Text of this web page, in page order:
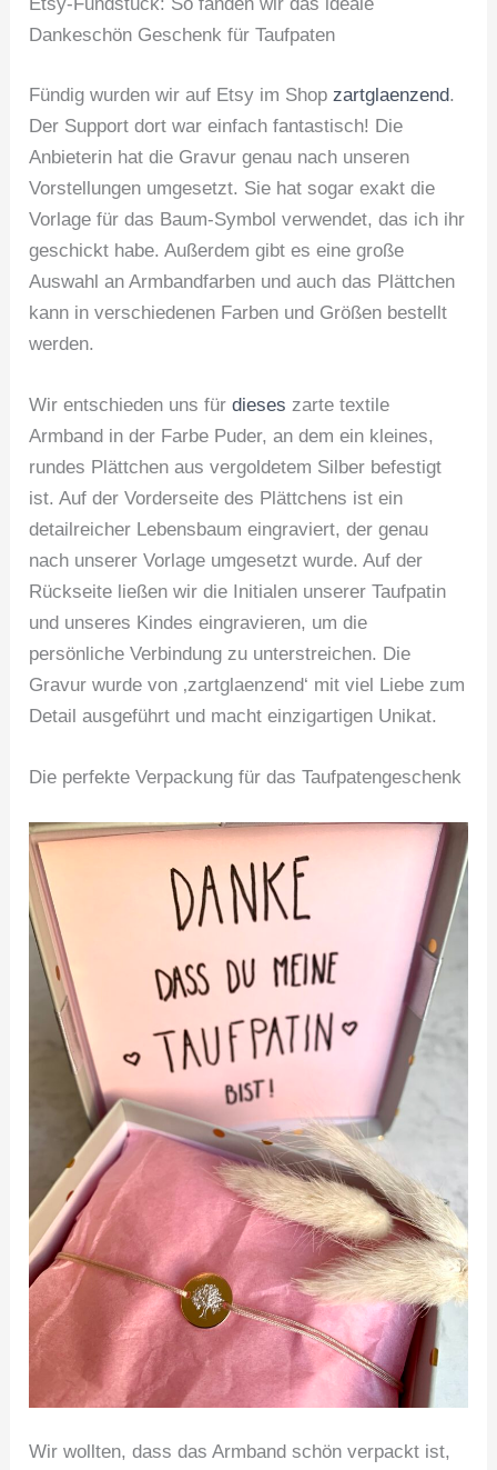
Dankeschön Geschenk für Taufpaten
Fündig wurden wir auf Etsy im Shop zartglaenzend.
Der Support dort war einfach fantastisch! Die
Anbieterin hat die Gravur genau nach unseren
Vorstellungen umgesetzt. Sie hat sogar exakt die
Vorlage für das Baum-Symbol verwendet, das ich ihr
geschickt habe. Außerdem gibt es eine große
Auswahl an Armbandfarben und auch das Plättchen
kann in verschiedenen Farben und Größen bestellt
werden.
Wir entschieden uns fürdieses zarte textile
Armband in der Farbe Puder, an dem ein kleines,
rundes Plättchen aus vergoldetem Silber befestigt
ist. Auf der Vorderseite des Plättchens ist ein
detailreicher Lebensbaum eingraviert, der genau
nach unserer Vorlage umgesetzt wurde. Auf der
Rückseite ließen wir die Initialen unserer Taufpatin
und unseres Kindes eingravieren, um die
persönliche Verbindung zu unterstreichen. Die
Gravur wurde von ‚zartglaenzend‘ mit viel Liebe zum
Detail ausgeführt und macht einzigartigen Unikat.
Die perfekte Verpackung für das Taufpatengeschenk
Wir wollten, dass das Armband schön verpackt ist,